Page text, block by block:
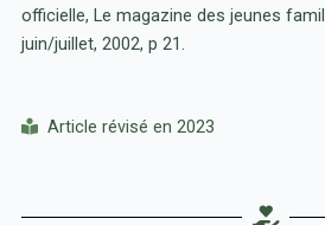
officielle, Le magazine des jeunes
juin/juillet, 2002, p 21.
Article révisé en 2023